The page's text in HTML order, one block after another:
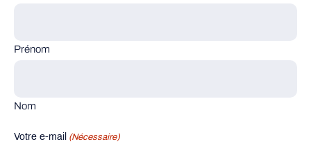
Prénom
Nom
Votre e-mail (Nécessaire)